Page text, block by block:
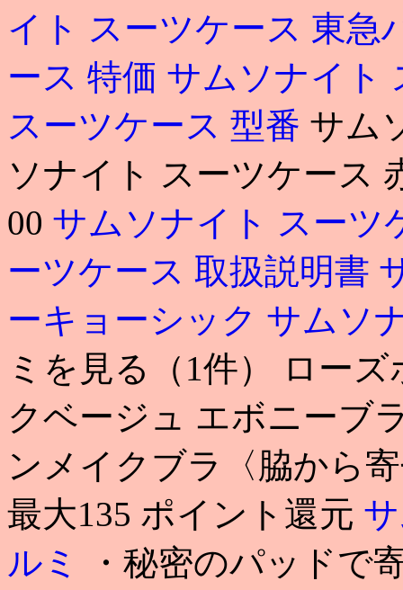
イト スーツケース 東急
ース 特価 サムソナイト
スーツケース 型番 サム
ソナイト スーツケース
00 サムソナイト スーツ
ーツケース 取扱説明書
ーキョーシック サムソ
ミを見る（1件） ロー
クベージュ エボニーブ
ンメイクブラ〈脇から
最大135 ポイント還元
ルミ
・秘密のパッドで